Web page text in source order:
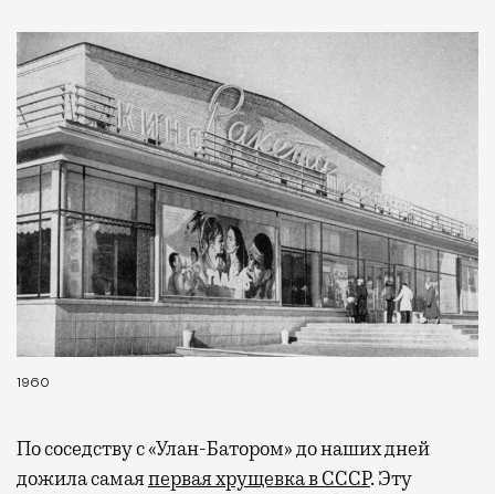
1960
По соседству с «Улан-Батором» до наших дней
дожила самаяпервая хрущевка в СССР. Эту